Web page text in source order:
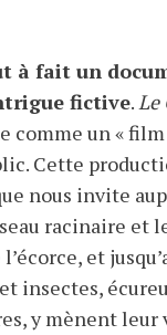
à fait un
fictive.Le
comme un « film
Cette
nous invite
racinaire et
et
insectes,
y mènent leur